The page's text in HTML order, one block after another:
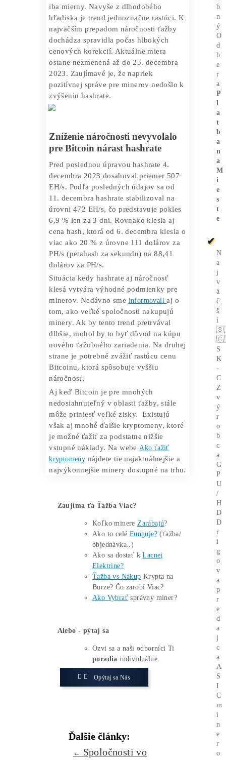
výške bloku 820 512. Konkrétne
hovoríme o zmene v hodnote 0,96 %.
Ide o prvý pokles od 19. septembra
2023, čím sa prerušila séria dlhodobého
zvyšovania náročnosti. Zároveň hashrate
bitcoinovej siete vykazoval za posledný
týždeň taktiež klesajúci trend.
Na obrázku nižšie vidíme, že pokles bol
iba mierny. Navyše z dlhodobého
najväčším prepadom náročnosti ťažby
dochádza spravidla počas hlbokých
cenových korekcií. Aktuálne miera
ostane nezmenená až do 23. decembra
2023. Zaujímavé je, že napriek
pozitívnej správe pre minerov nedošlo k
zvýšeniu hashrate.
Zníženie náročnosti nevyvolalo
pre Bitcoin nárast hashrate
Pred poslednou úpravou hashrate 4.
decembra 2023 dosahoval priemer 507
EH/s. Podľa posledných údajov sa od
11. decembra hashrate stabilizoval na
úrovni 472 EH/s, čo predstavuje pokles
6,9 % len za 3 dni. Rovnako klesla aj
cena hash, ktorá od 6. decembra klesla o
viac ako 20 % z úrovne 111 dolárov za
PH/s (petahash za sekundu) na 88,41
dolárov za PH/s.
Situácia kedy hashrate aj náročnosť
klesá vytvára výhodné podmienky pre
minerov. Nedávno smeinformovali
tom, ako veľké spoločnosti nakupujú
minery. Ak by tento trend pretrvával
strane je potrebné zvážiť rastúcu cenu
náročnosť.
Aj keď Bitcoin je pre mnohých
nedosiahnuteľný v oblasti ťažby, stále
môže priniesť veľké zisky. Existujú
však aj mnohé ďalšie kryptomeny, ktoré
je možné ťažiť za podstatne nižšie
najvýkonnejšie minery dostupné na trhu.
Zaujíma ťa Ťažba Viac?
Koľko minere
Elektrine?
Ťažba vs Nákup